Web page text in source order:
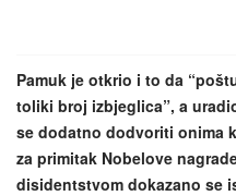
g
a
t
i
o
Pamuk je otkrio i to da
toliki broj izbjeglica”, a
se dodatno dodvoriti onima
za primitak Nobelove
disidentstvom dokazano se